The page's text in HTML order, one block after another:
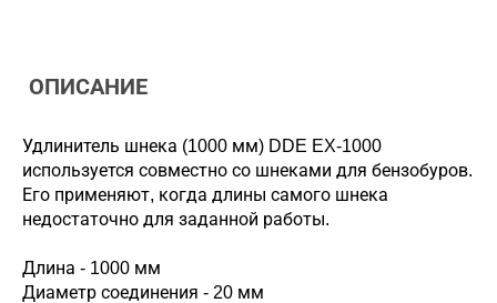
ОПИСАНИЕ
Удлинитель шнека (1000 мм) DDE EX-1000
используется совместно со шнеками для бензобуров.
Его применяют, когда длины самого шнека
недостаточно для заданной работы.
Длина - 1000 мм
Диаметр соединения - 20 мм